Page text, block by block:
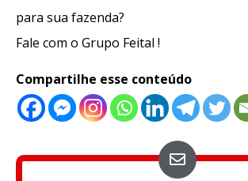
para sua fazenda?
Fale com o Grupo Feital !
Compartilhe esse conteúdo